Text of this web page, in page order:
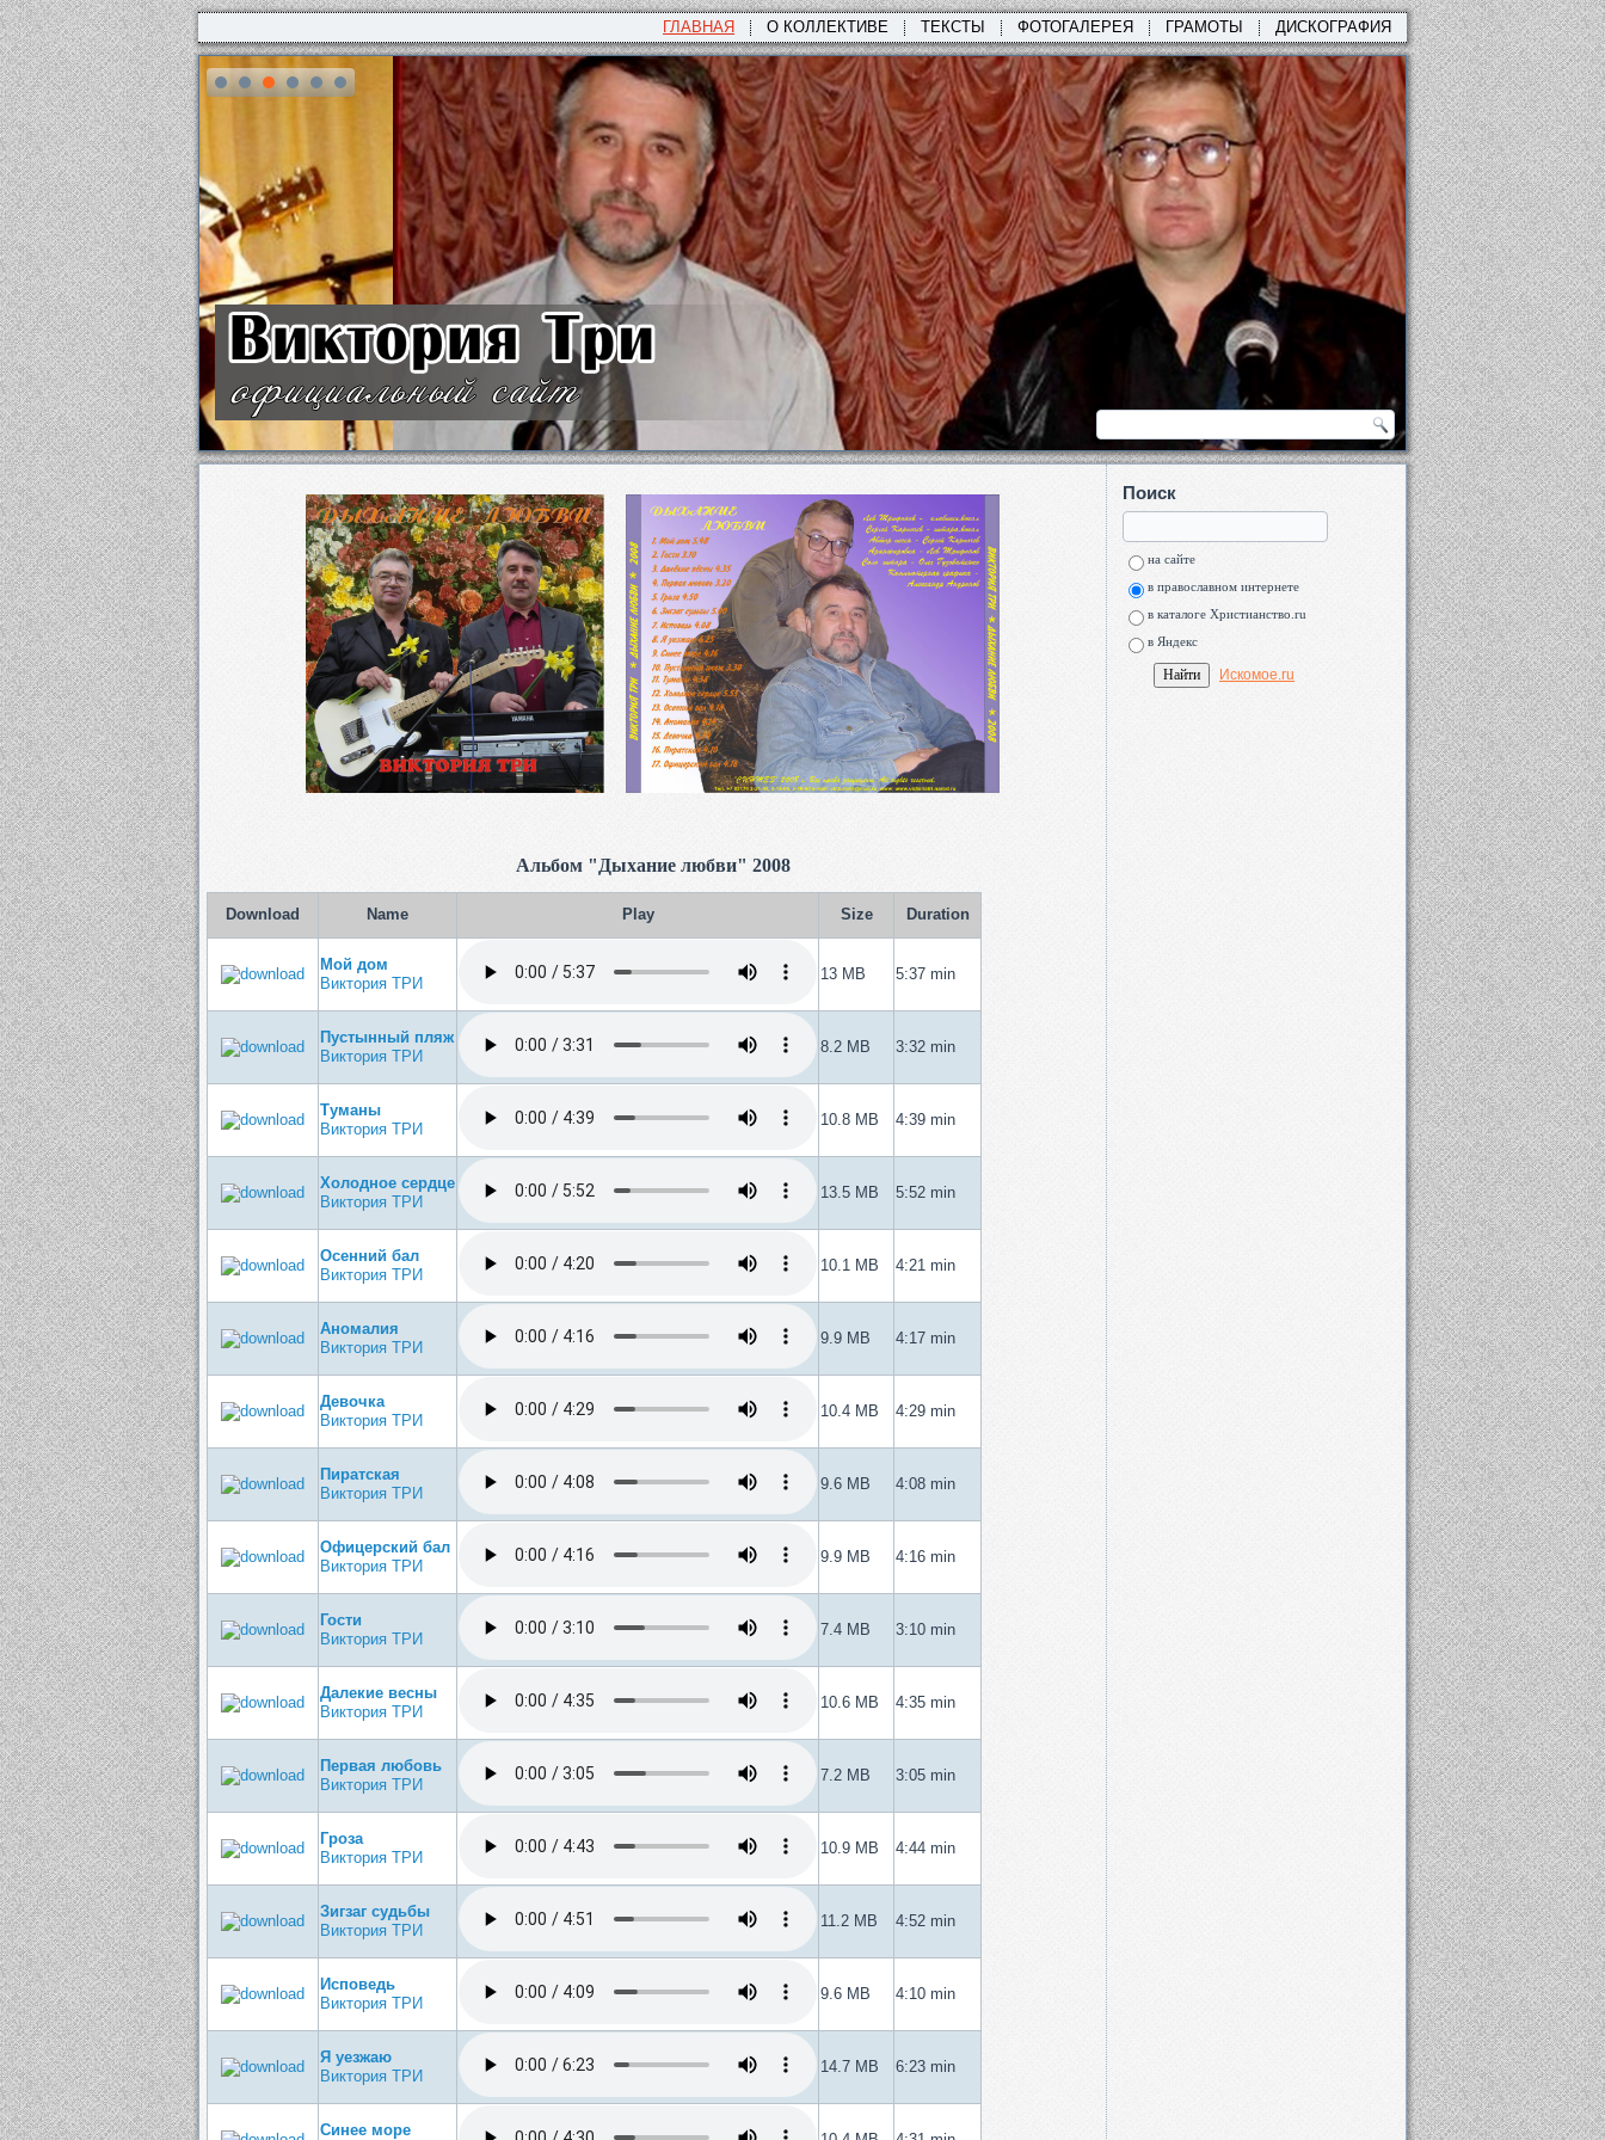
ГЛАВНАЯ О КОЛЛЕКТИВЕ ТЕКСТЫ ФОТОГАЛЕРЕЯ ГРАМОТЫ ДИСКОГРАФИЯ
Альбом "Дыхание любви" 2008
Download Name Play Size Duration
Мой дом
Виктория ТРИ
13 MB 5:37 min
Пустынный пляж
Виктория ТРИ
8.2 MB 3:32 min
Туманы
Виктория ТРИ
10.8 MB 4:39 min
Холодное сердце
Виктория ТРИ
13.5 MB 5:52 min
Осенний бал
Виктория ТРИ
10.1 MB 4:21 min
Аномалия
Виктория ТРИ
9.9 MB 4:17 min
Девочка
Виктория ТРИ
10.4 MB 4:29 min
Пиратская
Виктория ТРИ
9.6 MB 4:08 min
Офицерский бал
Виктория ТРИ
9.9 MB 4:16 min
Гости
Виктория ТРИ
7.4 MB 3:10 min
Далекие весны
Виктория ТРИ
10.6 MB 4:35 min
Первая любовь
Виктория ТРИ
7.2 MB 3:05 min
Гроза
Виктория ТРИ
10.9 MB 4:44 min
Зигзаг судьбы
Виктория ТРИ
11.2 MB 4:52 min
Исповедь
Виктория ТРИ
9.6 MB 4:10 min
Я уезжаю
Виктория ТРИ
14.7 MB 6:23 min
Синее море
Поиск
на сайте
в православном интернете
в каталоге Христианство.ru
в Яндекс
Искомое.ru